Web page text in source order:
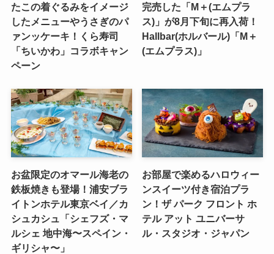
たこの着ぐるみをイメージ
したメニューやうさぎのパ
ァンッケーキ！くら寿司
「ちいかわ」コラボキャン
ペーン
完売した「M＋(エムプラ
ス)」が8月下旬に再入荷！
Hallbar(ホルバール)「M＋
(エムプラス)」
お盆限定のオマール海老の
鉄板焼きも登場！浦安ブラ
イトンホテル東京ベイ／カ
シュカシュ「シェフズ・マ
ルシェ 地中海〜スペイン・
ギリシャ〜」
お部屋で楽めるハロウィー
ンスイーツ付き宿泊プラ
ン！ザ パーク フロント ホ
テル アット ユニバーサ
ル・スタジオ・ジャパン